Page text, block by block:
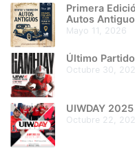
Primera
Autos
mayo 11, 2026
Último
octubre 30,
UIWDAY 2025
octubre 22,